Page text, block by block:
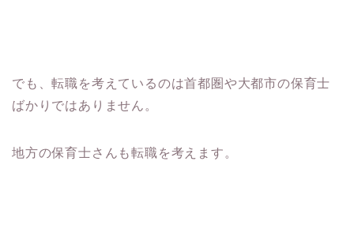
でも、転職を考えているのは首都圏や大都市の保育士
ばかりではありません。
地方の保育士さんも転職を考えます。